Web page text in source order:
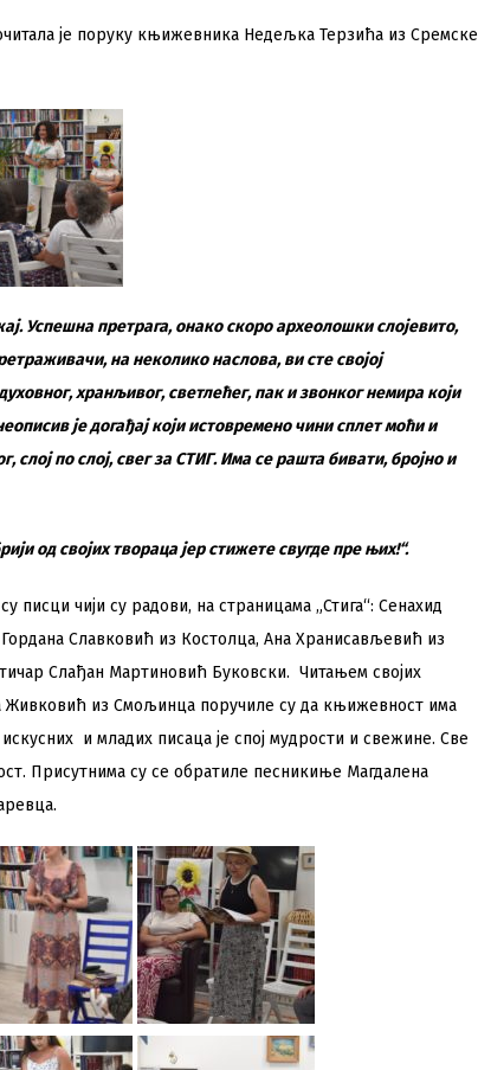
је поруку књижевника Недељка Терзића из Сремске
Успешна претрага, онако скоро археолошки слојевито,
на неколико наслова, ви сте својој
хранљивог, светлећег, пак и звонког немира који
је догађај који истовремено чини сплет моћи и
слој по слој, свег за СТИГ. Има се рашта бивати, бројно и
од својих твораца јер стижете свугде пре њих!“.
писци чији су радови, на страницама „Стига“: Сенахид
Славковић из Костолца, Ана Хранисављевић из
Слађан Мартиновић Буковски. Читањем својих
из Смољинца поручиле су да књижевност има
и младих писаца је спој мудрости и свежине. Све
Присутнима су се обратиле песникиње Магдалена